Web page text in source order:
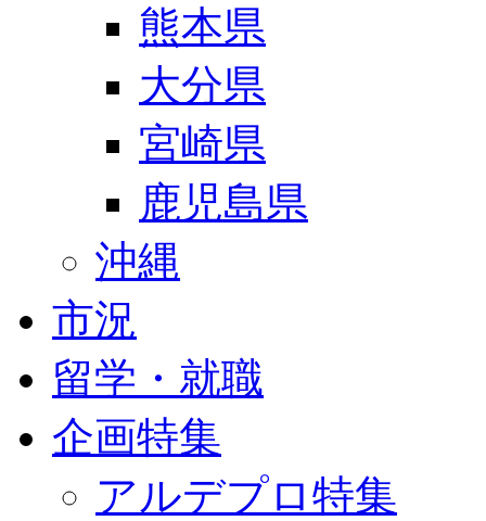
熊本県
大分県
宮崎県
鹿児島県
沖縄
市況
留学・就職
企画特集
アルデプロ特集